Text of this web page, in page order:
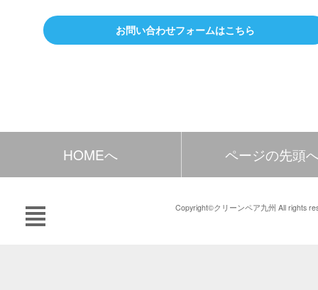
お問い合わせフォームはこちら
HOMEへ ページの先頭
Copyright©クリーンペア九州 All rights